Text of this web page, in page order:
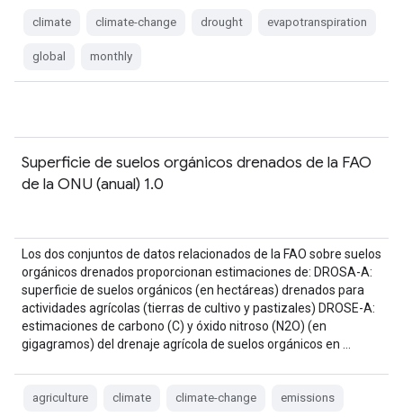
climate climate-change drought evapotranspiration
global monthly
Superficie de suelos orgánicos drenados de la FAO
de la ONU (anual) 1.0
Los dos conjuntos de datos relacionados de la FAO sobre suelos
orgánicos drenados proporcionan estimaciones de: DROSA-A:
superficie de suelos orgánicos (en hectáreas) drenados para
actividades agrícolas (tierras de cultivo y pastizales) DROSE-A:
estimaciones de carbono (C) y óxido nitroso (N2O) (en
gigagramos) del drenaje agrícola de suelos orgánicos en …
agriculture climate climate-change emissions